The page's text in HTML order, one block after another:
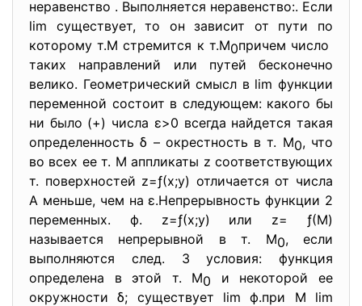
неравенство . Выполняется неравенство:. Если
lim существует, то он зависит от пути по
которому т.М стремится к т.М0причем число
таких направлений или путей бесконечно
велико. Геометрический смысл в lim функции
переменной состоит в следующем: какого бы
ни было (+) числа ε>0 всегда найдется такая
определенность δ – окрестность в т. М0, что
во всех ее т. М аппликаты z соответствующих
т. поверхностей z=ƒ(х;у) отличается от числа
А меньше, чем на ε.Непрерывность функции 2
переменных. ф. z=ƒ(х;у) или z= ƒ(М)
называется непрерывной в т. М0, если
выполняются след. 3 условия: функция
определена в этой т. М0 и некоторой ее
окружности δ; существует lim ф.при М lim